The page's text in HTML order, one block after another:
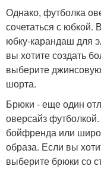
Однако, футболка
сочетаться с
юбку-карандаш для
вы хотите создать
выберите
шорта.
Брюки - еще один
оверсайз
бойфренда или
образа. Если вы
выберите брюки со